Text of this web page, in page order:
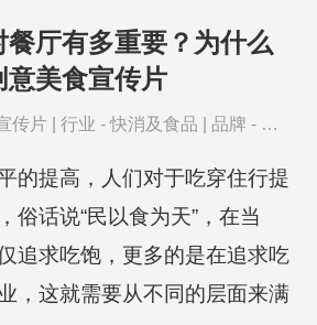
餐厅有多重要？为什么
美食宣传片
传片 行业 -快消及食品 品牌 - 卡
的提高，人们对于吃穿住行提
俗话说“民以食为天”，在当
追求吃饱，更多的是在追求吃
，这就需要从不同的层面来满